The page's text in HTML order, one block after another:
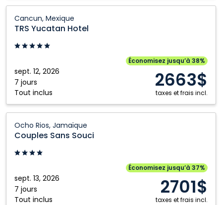
Mexique
Cancun, Mexique
TRS Yucatan Hotel
sept. 12, 2026
7 jours
Tout inclus
Économisez jusqu’à 38%
2663$
taxes et frais incl.
Yucatan
Hotel:
Cancun,
Ocho Rios, Jamaïque
Couples Sans Souci
sept. 13, 2026
7 jours
Tout inclus
Économisez jusqu’à 37%
2701$
taxes et frais incl.
Sans
Souci:
Ocho
Jamaïque